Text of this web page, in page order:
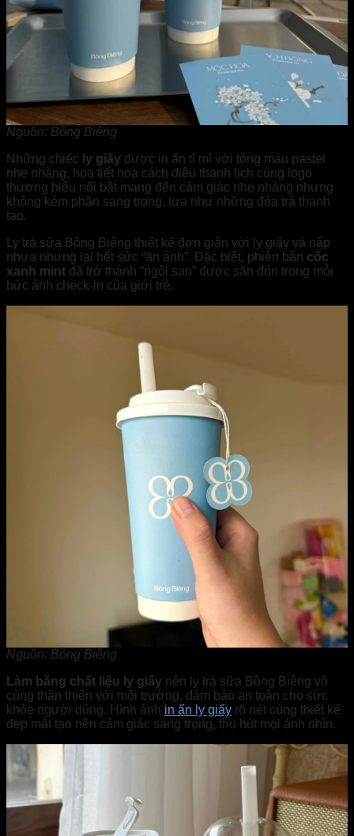
Nguồn: Bông Biêng
Những chiếc ly giấy được in ấn tỉ mỉ với tông màu pastel
nhẹ nhàng, họa tiết hoa cách điệu thanh lịch cùng logo
thương hiệu nổi bật mang đến cảm giác nhẹ nhàng nhưng
không kém phần sang trọng, tựa như những đóa trà thanh
tao.
Ly trà sữa Bông Biêng thiết kế đơn giản với ly giấy và nắp
nhựa nhưng lại hết sức “ăn ảnh”. Đặc biệt, phiên bản cốc
xanh mint đã trở thành “ngôi sao” được săn đón trong mỗi
bức ảnh check-in của giới trẻ.
Nguồn: Bông Biêng
Làm bằng chất liệu ly giấy nên ly trà sữa Bông Biêng vô
cùng thân thiện với môi trường, đảm bảo an toàn cho sức
khỏe người dùng. Hình ảnh in ấn ly giấy rõ nét cùng thiết kế
đẹp mắt tạo nên cảm giác sang trọng, thu hút mọi ánh nhìn.